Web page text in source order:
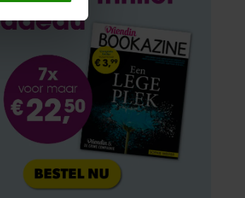
en om ons
aan ze heeft
als u